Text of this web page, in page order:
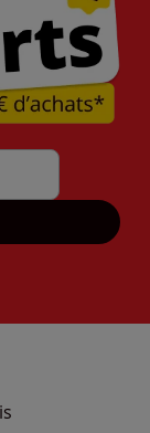
mail